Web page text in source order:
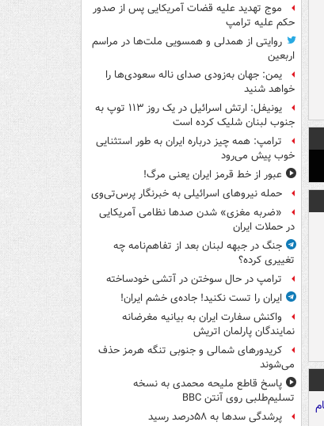
موج تهدید علیه قضات آمریکایی پس از صدور
حکم علیه ترامپ
روایتی از همدلی و همسویی ملت‌ها در مراسم
اربعین
یمن: جهان به‌زودی صدای ناله سعودی‌ها را
خواهد شنید
یونیفل: ارتش اسرائیل در یک روز ۱۱۳ توپ به
جنوب لبنان شلیک کرده است
ترامپ: همه چیز درباره ایران به طور استثنایی
خوب پیش می‌رود
عبور از خط قرمز ایران یعنی مرگ!
حمله نیروهای اسرائیلی به خبرنگار پرس‌تی‌وی
«ضربه مغزی» شدن صدها نظامی آمریکایی
در حملات ایران
جنگ در جبهه لبنان بعد از تفاهم‌نامه چه
تغییری کرده؟
ترامپ در حال سوختن در آتشی خودساخته
ایران را تست نکنید! جاده‌ی خشم ایران!
واکنش سفارت ایران به بیانیه مغرضانه
نمایندگان پارلمان اتریش
کریدورهای شمالی و جنوبی تنگه هرمز حذف
می‌شوند
پاسخ قاطع ملیحه محمدی به نسخه
تسلیم‌طلبی روی آنتن BBC
پرشدگی سدها به ۵۸درصد رسید